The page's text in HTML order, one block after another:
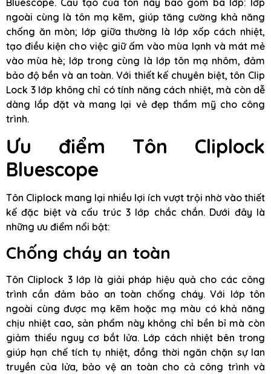
ngoài cùng là tôn mạ kẽm, giúp tăng cường khả năng
chống ăn mòn; lớp giữa thường là lớp xốp cách nhiệt,
tạo điều kiện cho việc giữ ấm vào mùa lạnh và mát mẻ
vào mùa hè; lớp trong cùng là lớp tôn mạ nhôm, đảm
bảo độ bền và an toàn. Với thiết kế chuyên biệt, tôn Clip
Lock 3 lớp không chỉ có tính năng cách nhiệt, mà còn dễ
dàng lắp đặt và mang lại vẻ đẹp thẩm mỹ cho công
trình.
Ưu điểm Tôn Cliplock
Bluescope
Tôn Cliplock mang lại nhiều lợi ích vượt trội nhờ vào thiết
kế đặc biệt và cấu trúc 3 lớp chắc chắn. Dưới đây là
những ưu điểm nổi bật:
Chống cháy an toàn
Tôn Cliplock 3 lớp là giải pháp hiệu quả cho các công
trình cần đảm bảo an toàn chống cháy. Với lớp tôn
ngoài cùng được mạ kẽm hoặc mạ màu có khả năng
chịu nhiệt cao, sản phẩm này không chỉ bền bỉ mà còn
giảm thiểu nguy cơ bắt lửa. Lớp cách nhiệt bên trong
giúp hạn chế tích tụ nhiệt, đồng thời ngăn chặn sự lan
truyền của lửa, bảo vệ an toàn cho cả công trình và